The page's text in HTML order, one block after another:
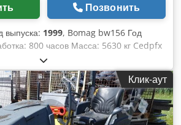
Позвонить
выпуска: 1999, Bomag bw156 Год
800 часов Масса: 5630 кг Cedpfx
Клик-аут